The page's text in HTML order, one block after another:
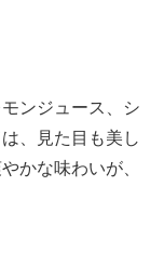
ンジュース、シ
、見た目も美し
かな味わいが、